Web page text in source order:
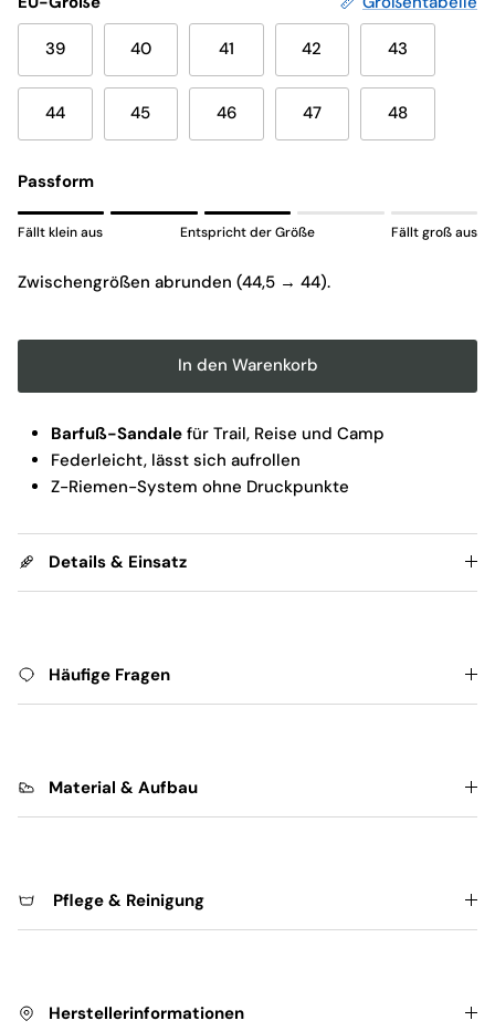
39 40 41 42 43
44 45 46 47 48
Passform
Rating of 1 means Fällt klein aus.
Rating of 5 means Fällt groß aus.
Fällt klein aus Entspricht der Größe Fällt groß aus
Zwischengrößen abrunden (44,5 → 44).
In den Warenkorb
Barfuß-Sandale für Trail, Reise und Camp
Federleicht, lässt sich aufrollen
Z-Riemen-System ohne Druckpunkte
Details & Einsatz
Häufige Fragen
Material & Aufbau
Pflege & Reinigung
Herstellerinformationen